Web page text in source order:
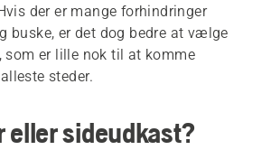
der er mange forhindringer
buske, er det dog bedre at vælge
som er lille nok til at komme
steder.
eller sideudkast?